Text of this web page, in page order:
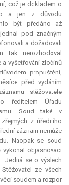
což je dokladem o
a jen z důvodu
být předáno až
pod značným
a dožadovali
tak nerozhodoval
a vyšetřování zločinů
propuštění,
před vydáním
stěžovatele
ředitelem Úřadu
Soud také v
z úředního
záznam nemůže
Naopak se soud
vykonal objasňovací
Jedná se o výslech
ze všech
soudem a rozpor